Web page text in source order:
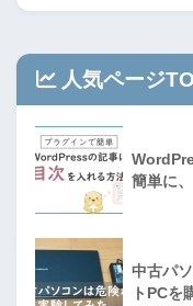
人気ページ
簡単に
中古パ
トPCを